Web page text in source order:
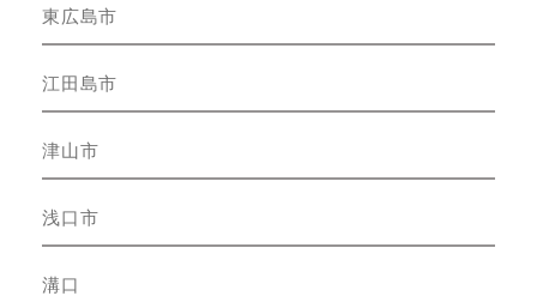
東広島市
江田島市
津山市
浅口市
溝口